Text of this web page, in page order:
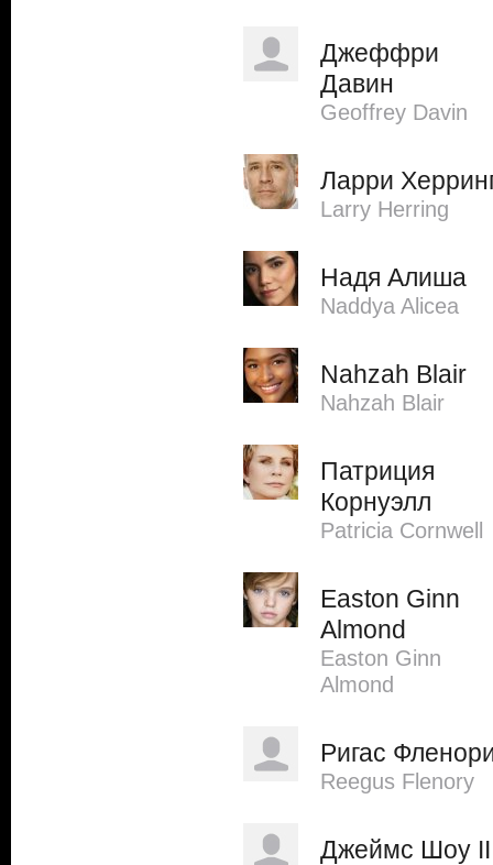
Джеффри
Давин
Geoffrey Davin
Ларри
Larry Herring
Надя Алиша
Naddya Alicea
Nahzah Blair
Nahzah Blair
Патриция
Корнуэлл
Patricia Cornwell
Easton Ginn
Almond
Easton Ginn
Almond
Ригас
Reegus Flenory
Джеймс Шоу